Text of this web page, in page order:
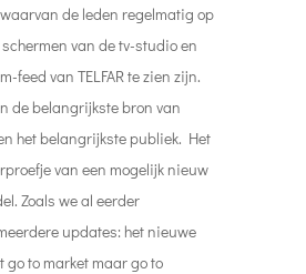
de leden regelmatig op
van de tv-studio en
feed van TELFAR te zien zijn.
de belangrijkste bron van
het belangrijkste publiek. Het
van een mogelijk nieuw
Zoals we al eerder
updates: het nieuwe
to market maar go to